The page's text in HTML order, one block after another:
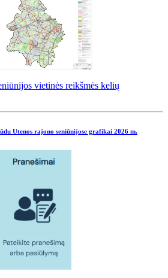
vietinės reikšmės kelių
Utenos rajono seniūnijose grafikai 2026 m.